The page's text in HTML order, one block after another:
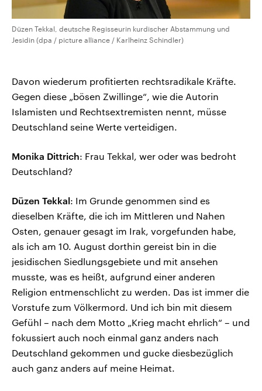
Düzen Tekkal, deutsche Regisseurin kurdischer Abstammung und
Jesidin (dpa / picture alliance / Karlheinz Schindler)
Davon wiederum profitierten rechtsradikale Kräfte.
Gegen diese „bösen Zwillinge“, wie die Autorin
Islamisten und Rechtsextremisten nennt, müsse
Deutschland seine Werte verteidigen.
Monika Dittrich: Frau Tekkal, wer oder was bedroht
Deutschland?
Düzen Tekkal: Im Grunde genommen sind es
dieselben Kräfte, die ich im Mittleren und Nahen
Osten, genauer gesagt im Irak, vorgefunden habe,
als ich am 10. August dorthin gereist bin in die
jesidischen Siedlungsgebiete und mit ansehen
musste, was es heißt, aufgrund einer anderen
Religion entmenschlicht zu werden. Das ist immer die
Vorstufe zum Völkermord. Und ich bin mit diesem
Gefühl – nach dem Motto „Krieg macht ehrlich“ – und
fokussiert auch noch einmal ganz anders nach
Deutschland gekommen und gucke diesbezüglich
auch ganz anders auf meine Heimat.